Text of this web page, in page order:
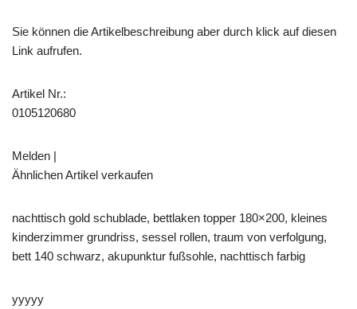
Sie können die Artikelbeschreibung aber durch klick auf diesen
Link aufrufen.
Artikel Nr.:
0105120680
Melden |
Ähnlichen Artikel verkaufen
nachttisch gold schublade, bettlaken topper 180×200, kleines
kinderzimmer grundriss, sessel rollen, traum von verfolgung,
bett 140 schwarz, akupunktur fußsohle, nachttisch farbig
yyyyy